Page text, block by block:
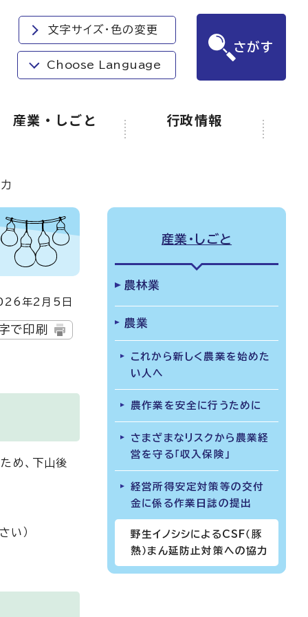
文字サイズ・色の変更
Choose Language
さがす
産業・しごと 行政情報
年2月5日
で印刷
め、下山後
い）
産業・しごと
農林業
農業
これから新しく農業を始めた
い人へ
農作業を安全に行うために
さまざまなリスクから農業経
営を守る「収入保険」
経営所得安定対策等の交付
金に係る作業日誌の提出
野生イノシシによるCSF（豚
熱）まん延防止対策への協力